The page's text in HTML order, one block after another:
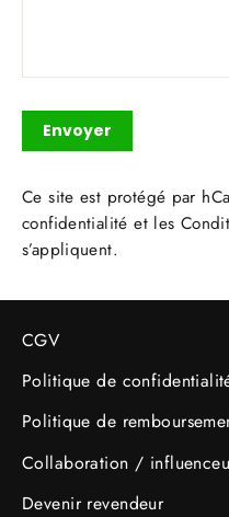
Envoyer
Envoyer
Ce site est protégé par
confidentialité et les
s’appliquent.
CGV
Politique de
Politique de
Collaboration /
Devenir revendeur